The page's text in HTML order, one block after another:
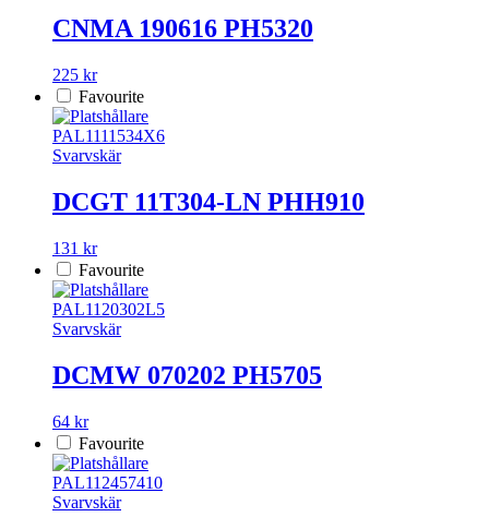
CNMA 190616 PH5320
225 kr
Favourite
PAL1111534X6
Svarvskär
DCGT 11T304-LN PHH910
131 kr
Favourite
PAL1120302L5
Svarvskär
DCMW 070202 PH5705
64 kr
Favourite
PAL112457410
Svarvskär